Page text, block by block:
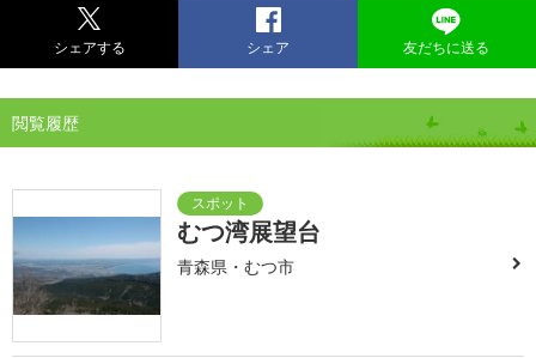
シェアする シェア 友だちに送る
閲覧履歴
むつ湾展望台
青森県・むつ市